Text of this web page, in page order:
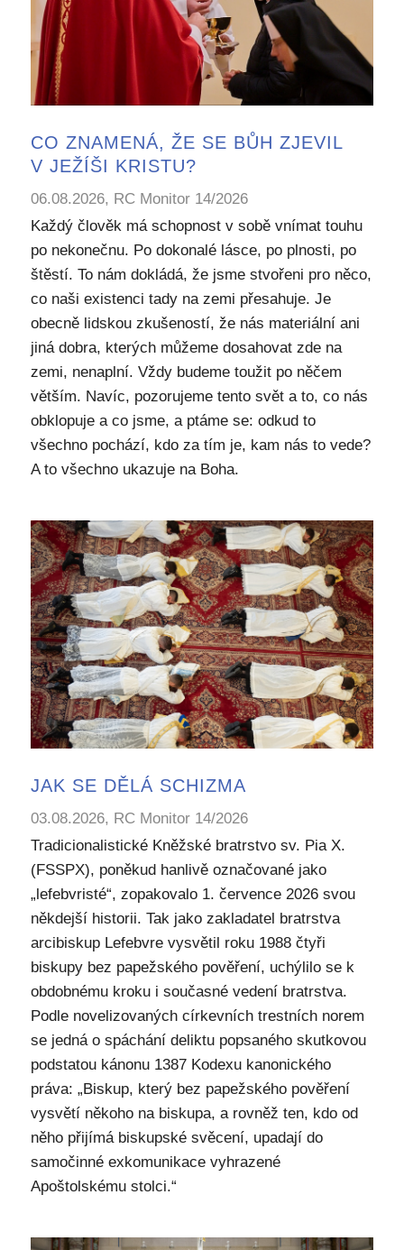
CO ZNAMENÁ, ŽE SE BŮH ZJEVIL
V JEŽÍŠI KRISTU?
06.08.2026, RC Monitor 14/2026
Každý člověk má schopnost v sobě vnímat touhu
po nekonečnu. Po dokonalé lásce, po plnosti, po
štěstí. To nám dokládá, že jsme stvořeni pro něco,
co naši existenci tady na zemi přesahuje. Je
obecně lidskou zkušeností, že nás materiální ani
jiná dobra, kterých můžeme dosahovat zde na
zemi, nenaplní. Vždy budeme toužit po něčem
větším. Navíc, pozorujeme tento svět a to, co nás
obklopuje a co jsme, a ptáme se: odkud to
všechno pochází, kdo za tím je, kam nás to vede?
A to všechno ukazuje na Boha.
JAK SE DĚLÁ SCHIZMA
03.08.2026, RC Monitor 14/2026
Tradicionalistické Kněžské bratrstvo sv. Pia X.
(FSSPX), poněkud hanlivě označované jako
„lefebvristé“, zopakovalo 1. července 2026 svou
někdejší historii. Tak jako zakladatel bratrstva
arcibiskup Lefebvre vysvětil roku 1988 čtyři
biskupy bez papežského pověření, uchýlilo se k
obdobnému kroku i současné vedení bratrstva.
Podle novelizovaných církevních trestních norem
se jedná o spáchání deliktu popsaného skutkovou
podstatou kánonu 1387 Kodexu kanonického
práva: „Biskup, který bez papežského pověření
vysvětí někoho na biskupa, a rovněž ten, kdo od
něho přijímá biskupské svěcení, upadají do
samočinné exkomunikace vyhrazené
Apoštolskému stolci.“